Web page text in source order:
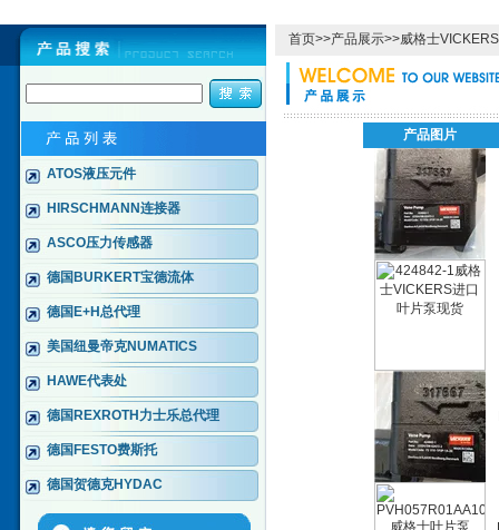
ATOS液压元件
HIRSCHMANN连接器
ASCO压力传感器
德国BURKERT宝德流体
德国E+H总代理
美国纽曼帝克NUMATICS
HAWE代表处
德国REXROTH力士乐总代理
德国FESTO费斯托
德国贺德克HYDAC
首页>>产品展示>>威格士VICKERS
产品图片